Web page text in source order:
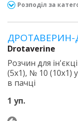
Розподіл за
Drotaverine
Розчин для
(5х1), № 10 (10х1)
в пачці
1 уп.